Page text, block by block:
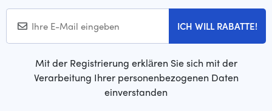
ICH WILL RABATTE!
Mit der Registrierung erklären Sie sich mit der
Verarbeitung Ihrer personenbezogenen Daten
einverstanden